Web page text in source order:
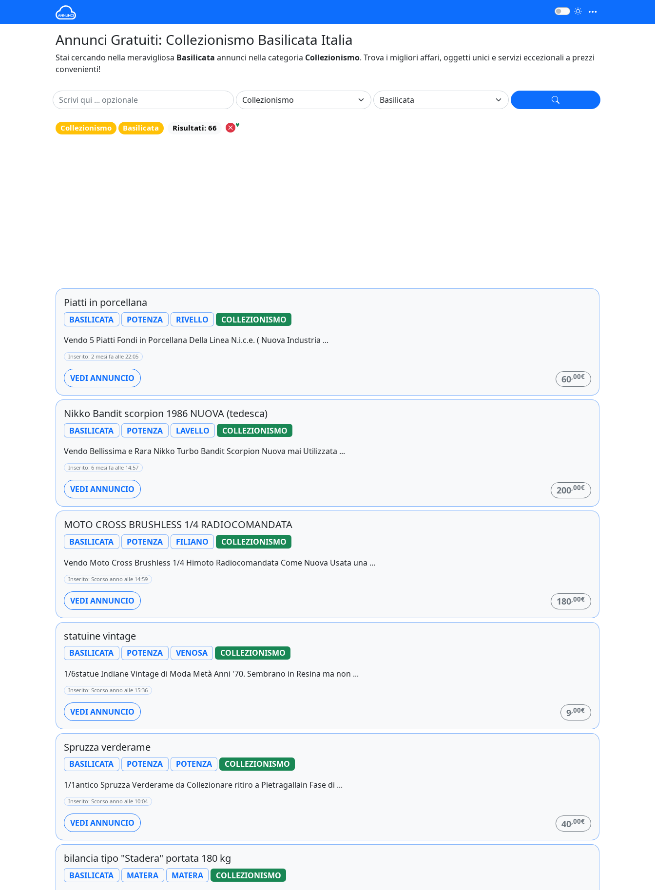
Annunci Gratuiti: Collezionismo Basilicata Italia
Stai cercando nella meravigliosa Basilicata annunci nella categoria Collezionismo. Trova i migliori affari, oggetti unici e servizi eccezionali a prezzi
convenienti!
Collezionismo Basilicata Risultati: 66 ♥
Piatti in porcellana
BASILICATA POTENZA RIVELLO
COLLEZIONISMO
Vendo 5 Piatti Fondi in Porcellana Della Linea N.i.c.e. ( Nuova Industria ...
Inserito: 2 mesi fa alle 22:05
VEDI ANNUNCIO 60,00€
Nikko Bandit scorpion 1986 NUOVA (tedesca)
BASILICATA POTENZA LAVELLO
COLLEZIONISMO
Vendo Bellissima e Rara Nikko Turbo Bandit Scorpion Nuova mai Utilizzata ...
Inserito: 6 mesi fa alle 14:57
VEDI ANNUNCIO 200,00€
MOTO CROSS BRUSHLESS 1/4 RADIOCOMANDATA
BASILICATA POTENZA FILIANO
COLLEZIONISMO
Vendo Moto Cross Brushless 1/4 Himoto Radiocomandata Come Nuova Usata una ...
Inserito: Scorso anno alle 14:59
VEDI ANNUNCIO 180,00€
statuine vintage
BASILICATA POTENZA VENOSA
COLLEZIONISMO
1/6statue Indiane Vintage di Moda Metà Anni '70. Sembrano in Resina ma non ...
Inserito: Scorso anno alle 15:36
VEDI ANNUNCIO 9,00€
Spruzza verderame
BASILICATA POTENZA POTENZA
COLLEZIONISMO
1/1antico Spruzza Verderame da Collezionare ritiro a Pietragallain Fase di ...
Inserito: Scorso anno alle 10:04
VEDI ANNUNCIO 40,00€
bilancia tipo "Stadera" portata 180 kg
BASILICATA MATERA MATERA
COLLEZIONISMO